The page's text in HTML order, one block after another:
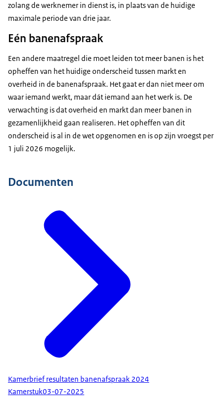
zolang de werknemer in dienst is, in plaats van de huidige
maximale periode van drie jaar.
Eén banenafspraak
Een andere maatregel die moet leiden tot meer banen is het
opheffen van het huidige onderscheid tussen markt en
overheid in de banenafspraak. Het gaat er dan niet meer om
waar iemand werkt, maar dát iemand aan het werk is. De
verwachting is dat overheid en markt dan meer banen in
gezamenlijkheid gaan realiseren. Het opheffen van dit
onderscheid is al in de wet opgenomen en is op zijn vroegst per
1 juli 2026 mogelijk.
Documenten
Kamerbrief resultaten banenafspraak 2024
Kamerstuk03-07-2025